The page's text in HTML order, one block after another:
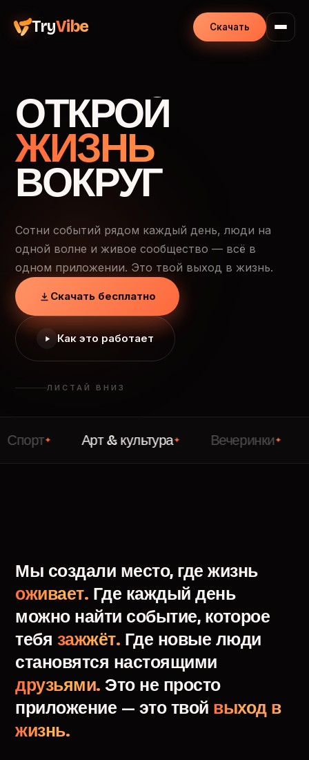
TryVibe Скачать
ОТКРОЙ
ЖИЗНЬ
ВОКРУГ
Сотни событий рядом каждый день, люди на
одной волне и живое сообщество — всё в
одном приложении. Это твой выход в жизнь.
Скачать бесплатно
Как это работает
ЛИСТАЙ ВНИЗ
Арт & культура✦ Вечеринки✦
Мы создали место, где жизнь
оживает. Где каждый день
можно найти событие, которое
тебя зажжёт. Где новые люди
становятся настоящими
друзьями. Это не просто
приложение — это твой выход в
жизнь.